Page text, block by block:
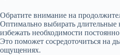
Обратите внимание на
Оптимально выбирать длительные
избежать необходимости
Это поможет сосредоточиться на
ощущениях.